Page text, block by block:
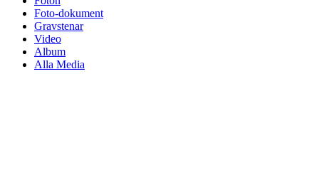
Foto-dokument
Gravstenar
Video
Album
Alla Media